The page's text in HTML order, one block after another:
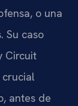
o una
Su caso
Circuit
antes de